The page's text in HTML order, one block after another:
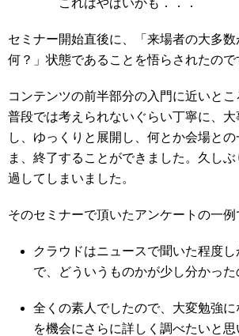
これはやばいかも．．．
セミナー開始直後に、「来場者の大多
何？」状態であることを悟らされたので
コンテンツの前半部分の入門に近いとこ
普段では考えられないぐらい丁寧に、大
し、ゆっくりと展開し、何とか会場との
ま、終了することができました。久し
過してしまいました。
そのセミナーで頂いたアンケートの一例
クラウドはニュースで聞いた程度
で、どういうものかが少し分かった
全くの素人でしたので、大変勉強
を機会にさらに詳しく調べたいと思